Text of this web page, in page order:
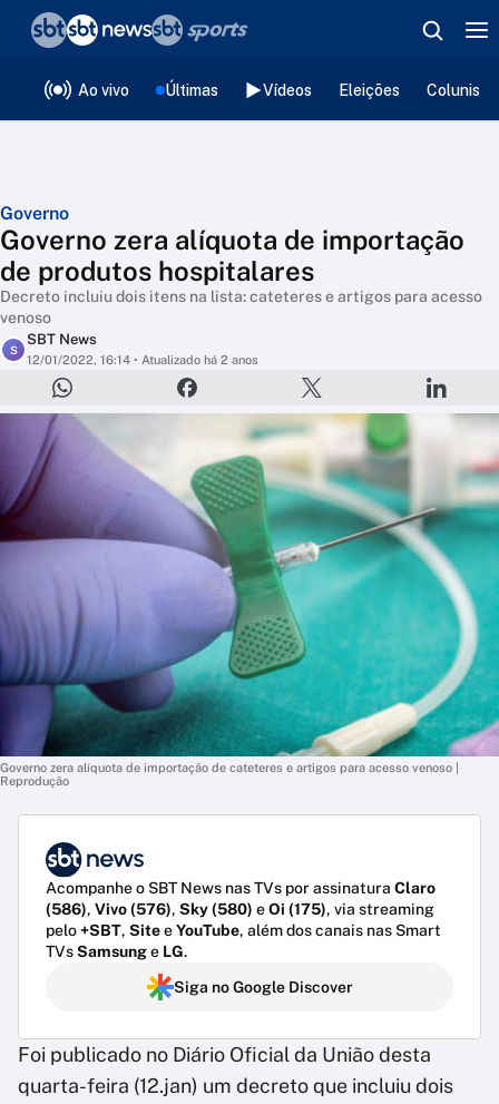
Ao vivo Últimas Vídeos Eleições
Governo
Governo zera alíquota de importação
de produtos hospitalares
Decreto incluiu dois itens na lista: cateteres e artigos para acesso
venoso
S
SBT News
12/01/2022, 16:14 • Atualizado há 2 anos
Governo zera alíquota de importação de cateteres e artigos para acesso venoso |
Reprodução
Acompanhe o SBT News nas TVs por assinatura Claro
(586), Vivo (576), Sky (580) eOi (175), via streaming
pelo+SBT, SiteeYouTube, além dos canais nas Smart
TVsSamsunge LG.
Siga no Google Discover
Foi publicado no Diário Oficial da União desta
quarta-feira (12.jan) um decreto que incluiu dois
❮voltar
Editorias